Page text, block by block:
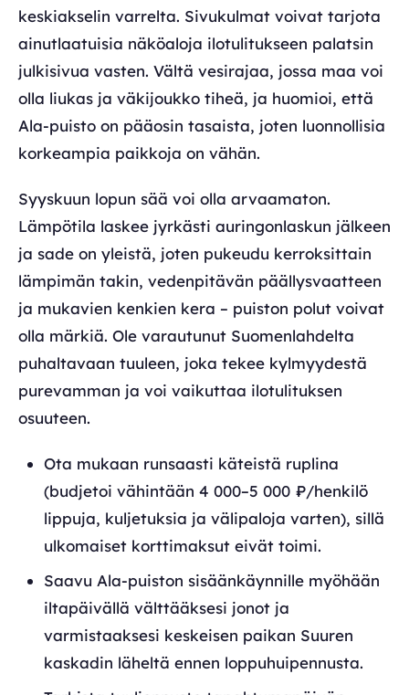
keskiakselin varrelta. Sivukulmat voivat tarjota
ainutlaatuisia näköaloja ilotulitukseen palatsin
julkisivua vasten. Vältä vesirajaa, jossa maa voi
olla liukas ja väkijoukko tiheä, ja huomioi, että
Ala-puisto on pääosin tasaista, joten luonnollisia
korkeampia paikkoja on vähän.
Syyskuun lopun sää voi olla arvaamaton.
Lämpötila laskee jyrkästi auringonlaskun jälkeen
ja sade on yleistä, joten pukeudu kerroksittain
lämpimän takin, vedenpitävän päällysvaatteen
ja mukavien kenkien kera – puiston polut voivat
olla märkiä. Ole varautunut Suomenlahdelta
puhaltavaan tuuleen, joka tekee kylmyydestä
purevamman ja voi vaikuttaa ilotulituksen
osuuteen.
Ota mukaan runsaasti käteistä ruplina
(budjetoi vähintään 4 000–5 000 ₽/henkilö
lippuja, kuljetuksia ja välipaloja varten), sillä
ulkomaiset korttimaksut eivät toimi.
Saavu Ala-puiston sisäänkäynnille myöhään
iltapäivällä välttääksesi jonot ja
varmistaaksesi keskeisen paikan Suuren
kaskadin läheltä ennen loppuhuipennusta.